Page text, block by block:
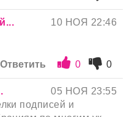
10 НОЯ 22:46
Ответить 0 0
05 НОЯ 23:55
подписей и